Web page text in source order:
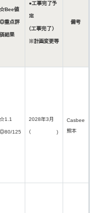
☆Bee値
◎重点評
価結果
●工事完了予
定
（工事完了）
※計画変更等
備考
☆1.1
◎80/125
2028年3月
（ )
Casbee
熊本